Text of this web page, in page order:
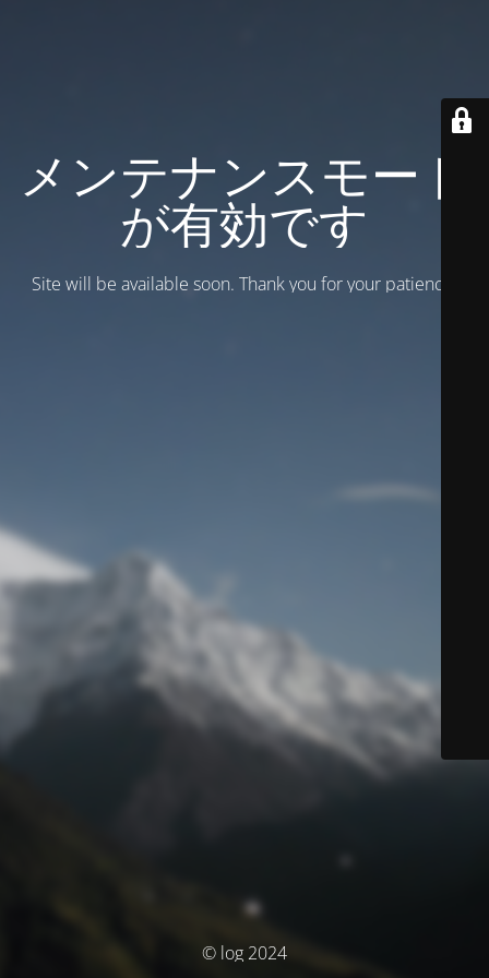
メンテナンスモード
が有効です
Site will be available soon. Thank you for your patience!
© log 2024